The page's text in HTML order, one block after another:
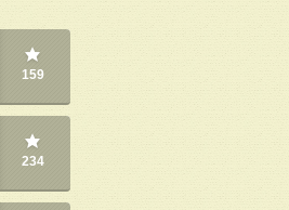
159
234